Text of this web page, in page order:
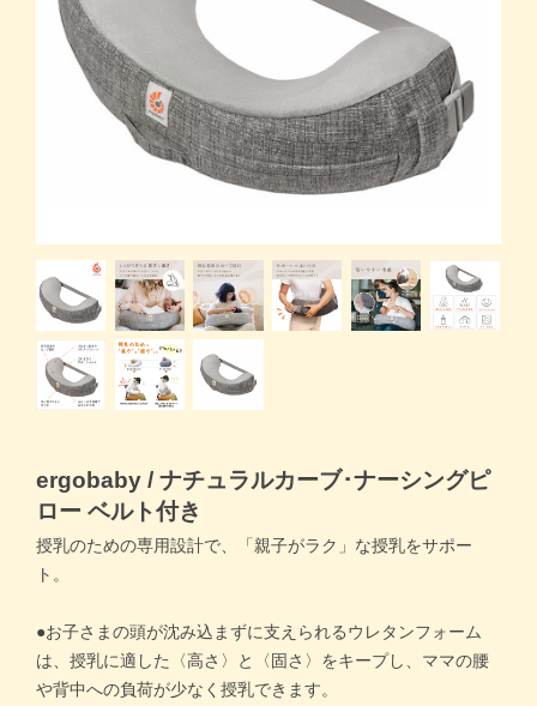
商品一覧トップ
すくスクご利用ガイド
よくある質問
お問い合わせ
価格帯別
ergobaby / ナチュラルカーブ･ナーシングピ
ロー ベルト付き
授乳のための専用設計で、「親子がラク」な授乳をサポー
ト。
●お子さまの頭が沈み込まずに支えられるウレタンフォーム
は、授乳に適した〈高さ〉と〈固さ〉をキープし、ママの腰
や背中への負荷が少なく授乳できます。